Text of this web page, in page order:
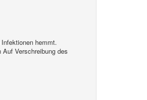
hemmt.
Verschreibung des